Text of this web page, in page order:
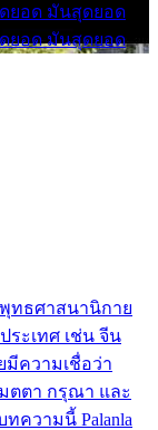
ยอด มันสุดยอด
ยอด มันสุดยอด
ทธศาสนานิกาย
ะเทศ เช่น จีน
มีความเชื่อว่า
ตตา กรุณา และ
ความนี้ Palanla